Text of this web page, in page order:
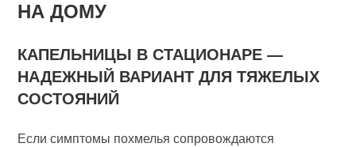
НА ДОМУ
КАПЕЛЬНИЦЫ В СТАЦИОНАРЕ —
НАДЕЖНЫЙ ВАРИАНТ ДЛЯ ТЯЖЕЛЫХ
СОСТОЯНИЙ
Если симптомы похмелья сопровождаются